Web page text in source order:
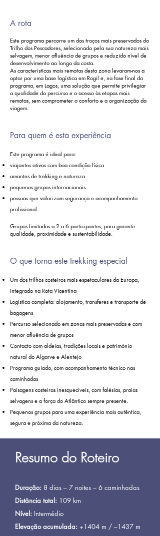
A rota
Este programa percorre um dos troços mais preservados do
Trilho dos Pescadores, selecionado pela sua natureza mais
selvagem, menor afluência de grupos e reduzido nível de
desenvolvimento ao longo da costa.
As características mais remotas desta zona levaram-nos a
optar por uma base logística em Rogil e, na fase final do
programa, em Lagos, uma solução que permite privilegiar
a qualidade do percurso e o acesso às etapas mais
remotas, sem comprometer o conforto e a organização da
viagem.
Para quem é esta experiência
Este programa é ideal para:
viajantes ativos com boa condição física
amantes de trekking e natureza
pequenos grupos internacionais
pessoas que valorizam segurança e acompanhamento
profissional
Grupos limitados a 2 a 6 participantes, para garantir
qualidade, proximidade e sustentabilidade.
O que torna este trekking especial
Um dos trilhos costeiros mais espetaculares da Europa,
integrado na Rota Vicentina
Logística completa: alojamento, transferes e transporte de
bagagens
​Percurso selecionado em zonas mais preservadas e com
menor afluência de grupos
Contacto com aldeias, tradições locais e património
natural do Algarve e Alentejo
Programa guiado, com acompanhamento técnico nas
caminhadas
Paisagens costeiras inesquecíveis, com falésias, praias
selvagens e a força do Atlântico sempre presente.
Pequenos grupos para uma experiência mais autêntica,
segura e próxima da natureza.
Resumo do Roteiro
Duração: 8 dias – 7 noites – 6 caminhadas
Distância total: 109 km
Nível: Intermédio
Elevação acumulada: +1404 m / –1437 m